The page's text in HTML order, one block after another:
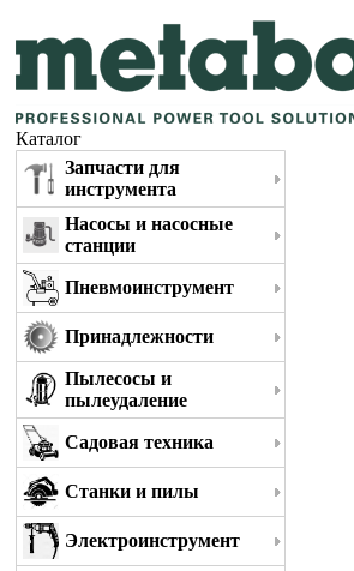
Каталог
Запчасти для
инструмента
Насосы и насосные
станции
Пневмоинструмент
Принадлежности
Пылесосы и
пылеудаление
Садовая техника
Станки и пилы
Электроинструмент